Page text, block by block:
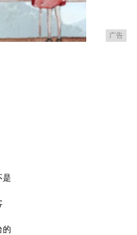
广告
是
的